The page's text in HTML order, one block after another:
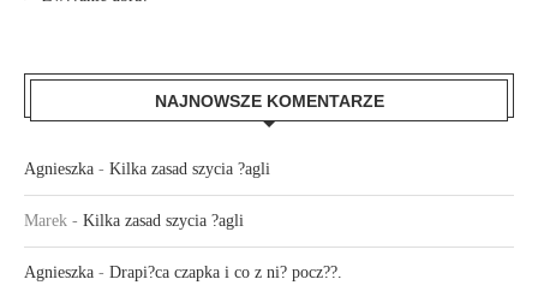
NAJNOWSZE KOMENTARZE
Agnieszka - Kilka zasad szycia ?agli
Marek - Kilka zasad szycia ?agli
Agnieszka - Drapi?ca czapka i co z ni? pocz??.